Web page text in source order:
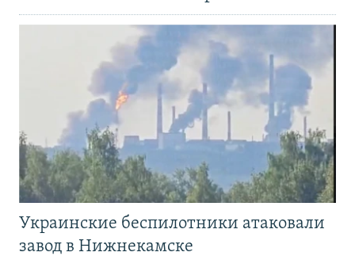
Украинские беспилотники атаковали
завод в Нижнекамске